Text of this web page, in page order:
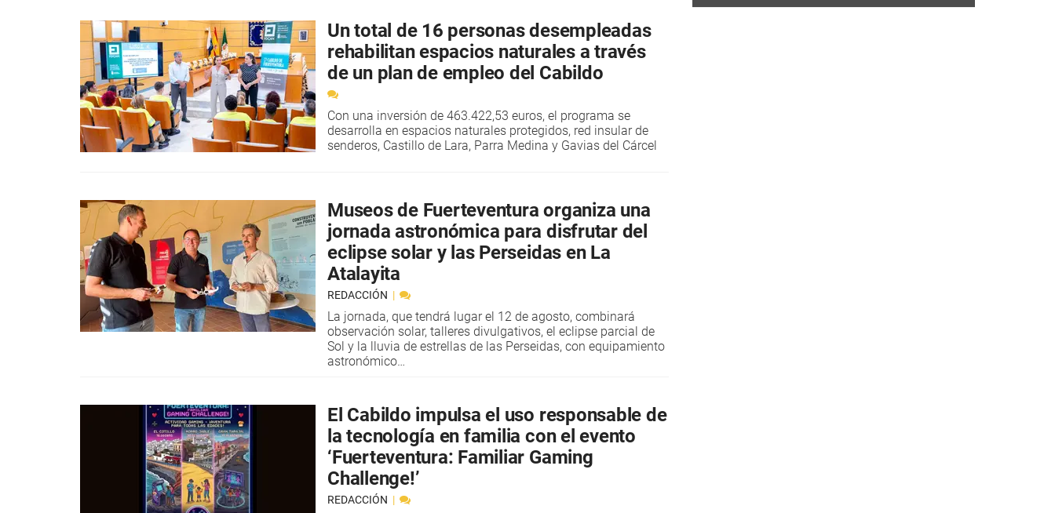
Un total de 16 personas desempleadas
rehabilitan espacios naturales a través
de un plan de empleo del Cabildo
Con una inversión de 463.422,53 euros, el programa se
desarrolla en espacios naturales protegidos, red insular de
senderos, Castillo de Lara, Parra Medina y Gavias del Cárcel
Museos de Fuerteventura organiza una
jornada astronómica para disfrutar del
eclipse solar y las Perseidas en La
Atalayita
REDACCIÓN
La jornada, que tendrá lugar el 12 de agosto, combinará
observación solar, talleres divulgativos, el eclipse parcial de
Sol y la lluvia de estrellas de las Perseidas, con equipamiento
astronómico…
El Cabildo impulsa el uso responsable de
la tecnología en familia con el evento
‘Fuerteventura: Familiar Gaming
Challenge!’
REDACCIÓN